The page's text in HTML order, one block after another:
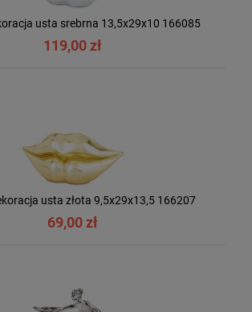
usta srebrna 13,5x29x10 166085
119,00 zł
usta złota 9,5x29x13,5 166207
69,00 zł